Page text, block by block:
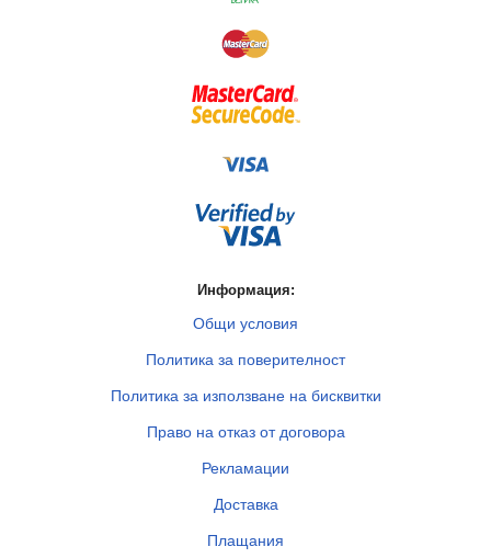
Информация:
Общи условия
Политика за поверителност
Политика за използване на бисквитки
Право на отказ от договора
Рекламации
Доставка
Плащания